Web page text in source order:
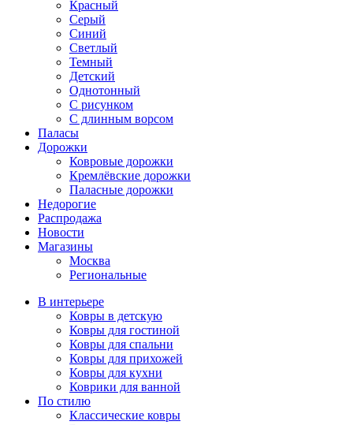
Красный
Серый
Синий
Светлый
Темный
Детский
Однотонный
С рисунком
С длинным ворсом
Паласы
Дорожки
Ковровые дорожки
Кремлёвские дорожки
Паласные дорожки
Недорогие
Распродажа
Новости
Магазины
Москва
Региональные
В интерьере
Ковры в детскую
Ковры для гостиной
Ковры для спальни
Ковры для прихожей
Ковры для кухни
Коврики для ванной
По стилю
Классические ковры